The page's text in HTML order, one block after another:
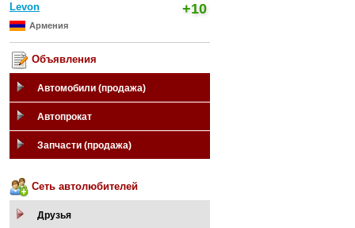
Levon +10
Армения
Объявления
Автомобили (продажа)
Автопрокат
Запчасти (продажа)
Сеть автолюбителей
Друзья